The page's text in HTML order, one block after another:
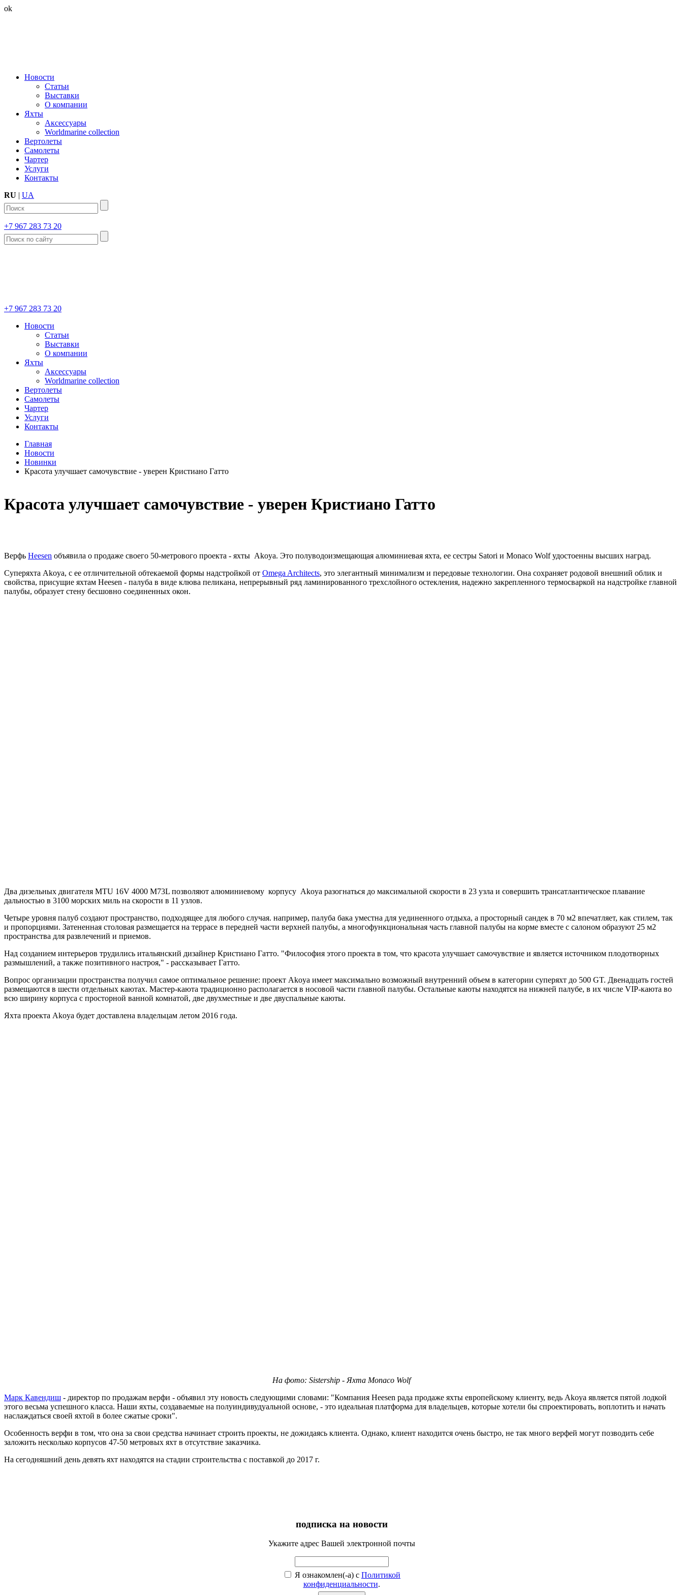
ok
Новости
Статьи
Выставки
О компании
Яхты
Аксессуары
Worldmarine collection
Вертолеты
Самолеты
Чартер
Услуги
Контакты
RU | UA
+7 967 283 73 20
+7 967 283 73 20
Новости
Статьи
Выставки
О компании
Яхты
Аксессуары
Worldmarine collection
Вертолеты
Самолеты
Чартер
Услуги
Контакты
Главная
Новости
Новинки
Красота улучшает самочувствие - уверен Кристиано Гатто
Красота улучшает самочувствие - уверен Кристиано Гатто
Верфь Heesen объявила о продаже своего 50-метрового проекта - яхты Akoya. Это полуводоизмещающая алюминиевая яхта, ее сестры Satori и Monaco Wolf удостоенны высших наград.
Суперяхта Akoya, с ее отличительной обтекаемой формы надстройкой от Omega Architects, это элегантный минимализм и передовые технологии. Она сохраняет родовой внешний облик и
свойства, присущие яхтам Heesen - палуба в виде клюва пеликана, непрерывный ряд ламинированного трехслойного остекления, надежно закрепленного термосваркой на надстройке главной
палубы, образует стену бесшовно соединенных окон.
Два дизельных двигателя MTU 16V 4000 M73L позволяют алюминиевому корпусу Akoya разогнаться до максимальной скорости в 23 узла и совершить трансатлантическое плавание
дальностью в 3100 морских миль на скорости в 11 узлов.
Четыре уровня палуб создают пространство, подходящее для любого случая. например, палуба бака уместна для уединенного отдыха, а просторный сандек в 70 м2 впечатляет, как стилем, так
и пропорциями. Затененная столовая размещается на террасе в передней части верхней палубы, а многофункциональная часть главной палубы на корме вместе с салоном образуют 25 м2
пространства для развлечений и приемов.
Над созданием интерьеров трудились итальянский дизайнер Кристиано Гатто. "Философия этого проекта в том, что красота улучшает самочувствие и является источником плодотворных
размышлений, а также позитивного настроя," - рассказывает Гатто.
Вопрос организации пространства получил самое оптимальное решение: проект Akoya имеет максимально возможный внутренний объем в категории суперяхт до 500 GT. Двенадцать гостей
размещаются в шести отдельных каютах. Мастер-каюта традиционно располагается в носовой части главной палубы. Остальные каюты находятся на нижней палубе, в их числе VIP-каюта во
всю ширину корпуса с просторной ванной комнатой, две двухместные и две двуспальные каюты.
Яхта проекта Akoya будет доставлена владельцам летом 2016 года.
На фото: Sistership - Яхта Monaco Wolf
Марк Кавендиш - директор по продажам верфи - объявил эту новость следующими словами: "Компания Heesen рада продаже яхты европейскому клиенту, ведь Akoya является пятой лодкой
этого весьма успешного класса. Наши яхты, создаваемые на полуиндивудуальной основе, - это идеальная платформа для владельцев, которые хотели бы спроектировать, воплотить и начать
наслаждаться своей яхтой в более сжатые сроки".
Особенность верфи в том, что она за свои средства начинает строить проекты, не дожидаясь клиента. Однако, клиент находится очень быстро, не так много верфей могут позводить себе
заложить несколько корпусов 47-50 метровых яхт в отсутствие заказчика.
На сегодняшний день девять яхт находятся на стадии строительства с поставкой до 2017 г.
подписка на новости
Укажите адрес Вашей электронной почты
Я ознакомлен(-а) с Политикой
конфиденциальности.